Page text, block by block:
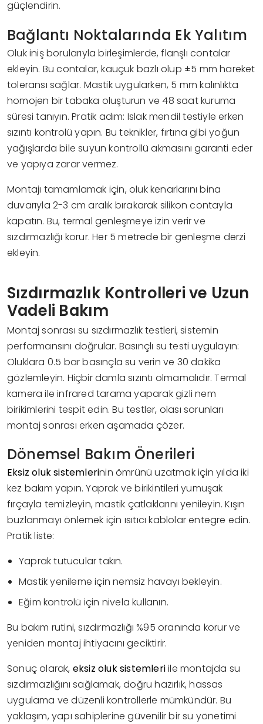
güçlendirin.
Bağlantı Noktalarında Ek Yalıtım
Oluk iniş borularıyla birleşimlerde, flanşlı contalar
ekleyin. Bu contalar, kauçuk bazlı olup ±5 mm hareket
toleransı sağlar. Mastik uygularken, 5 mm kalınlıkta
homojen bir tabaka oluşturun ve 48 saat kuruma
süresi tanıyın. Pratik adım: Islak mendil testiyle erken
sızıntı kontrolü yapın. Bu teknikler, fırtına gibi yoğun
yağışlarda bile suyun kontrollü akmasını garanti eder
ve yapıya zarar vermez.
Montajı tamamlamak için, oluk kenarlarını bina
duvarıyla 2-3 cm aralık bırakarak silikon contayla
kapatın. Bu, termal genleşmeye izin verir ve
sızdırmazlığı korur. Her 5 metrede bir genleşme derzi
ekleyin.
Sızdırmazlık Kontrolleri ve Uzun
Vadeli Bakım
Montaj sonrası su sızdırmazlık testleri, sistemin
performansını doğrular. Basınçlı su testi uygulayın:
Oluklara 0.5 bar basınçla su verin ve 30 dakika
gözlemleyin. Hiçbir damla sızıntı olmamalıdır. Termal
kamera ile infrared tarama yaparak gizli nem
birikimlerini tespit edin. Bu testler, olası sorunları
montaj sonrası erken aşamada çözer.
Dönemsel Bakım Önerileri
Eksiz oluk sistemlerinin ömrünü uzatmak için yılda iki
kez bakım yapın. Yaprak ve birikintileri yumuşak
fırçayla temizleyin, mastik çatlaklarını yenileyin. Kışın
buzlanmayı önlemek için ısıtıcı kablolar entegre edin.
Pratik liste:
Yaprak tutucular takın.
Mastik yenileme için nemsiz havayı bekleyin.
Eğim kontrolü için nivela kullanın.
Bu bakım rutini, sızdırmazlığı %95 oranında korur ve
yeniden montaj ihtiyacını geciktirir.
Sonuç olarak, eksiz oluk sistemleriile montajda su
sızdırmazlığını sağlamak, doğru hazırlık, hassas
uygulama ve düzenli kontrollerle mümkündür. Bu
yaklaşım, yapı sahiplerine güvenilir bir su yönetimi